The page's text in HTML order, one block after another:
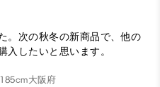
。次の秋冬の新商品で、他の
入したいと思います。
大阪府